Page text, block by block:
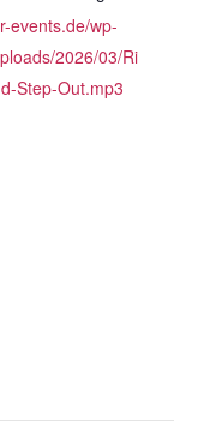
events.de/wp-
2026/03/Ri
Step-Out.mp3